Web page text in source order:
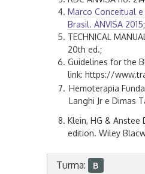
Marco Conceitual
Brasil. ANVISA 2015;
TECHNICAL
20th ed.;
Guidelines for the
link: https://
Hemoterapia
Langhi Jr e Dimas
Klein, HG & Anstee
edition. Wiley
Turma: B